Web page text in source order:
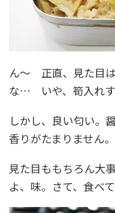
ん～ 正直、見た目
な… いや、筍入れす
しかし、良い匂い。
香りがたまりません。
見た目ももちろん大
よ、味。さて、食べ